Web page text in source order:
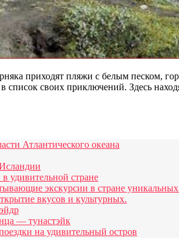
приходят пляжи с белым песком,
своих приключений. Здесь
Атлантического океана
удивительной стране
экскурсии в стране
вкусов и культурных.
— тунастэйк
на удивительный остров